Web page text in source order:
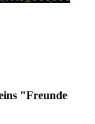
"Freunde